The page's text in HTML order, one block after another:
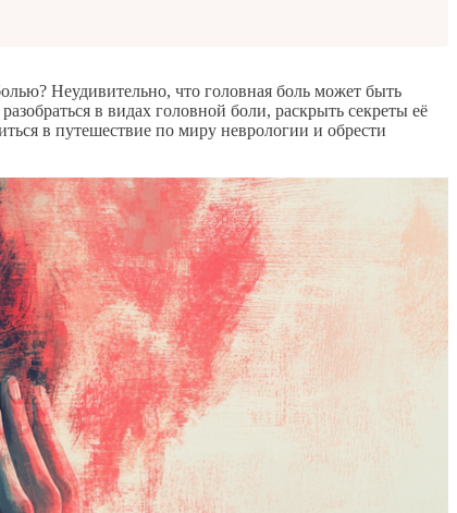
Неудивительно, что головная боль может быть
в видах головной боли, раскрыть секреты её
в путешествие по миру неврологии и обрести